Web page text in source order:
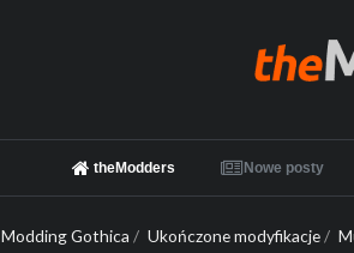
theModders Nowe posty
Modding Gothica / Ukończone modyfikacje/